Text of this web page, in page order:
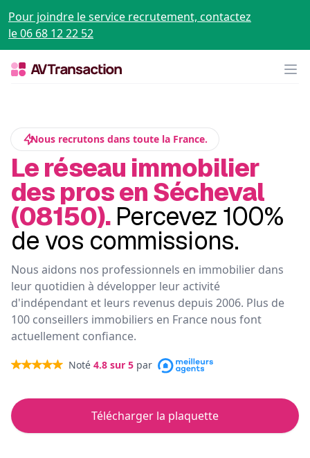
Pour joindre le service recrutement, contactez
le 06 68 12 22 52
Nous recrutons dans toute la France.
Le réseau immobilier
des pros en Sécheval
(08150). Percevez 100%
de vos commissions.
Nous aidons nos professionnels en immobilier dans
leur quotidien à développer leur activité
d'indépendant et leurs revenus depuis 2006. Plus de
100 conseillers immobiliers en France nous font
actuellement confiance.
Noté 4.8 sur 5 par
Télécharger la plaquette